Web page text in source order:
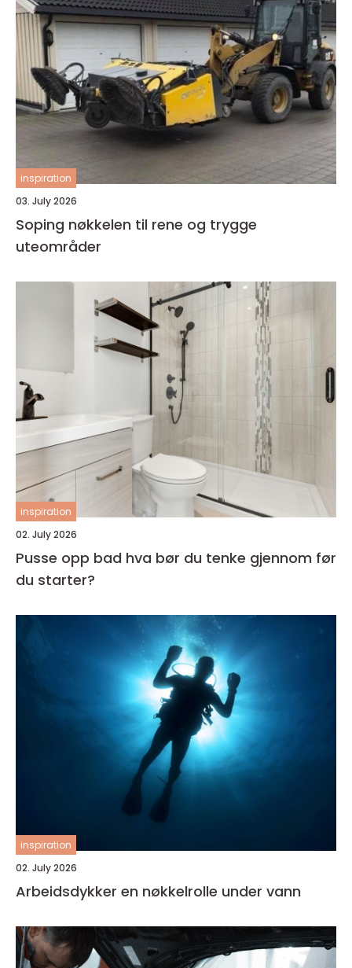
inspiration
03. July 2026
Soping nøkkelen til rene og trygge
uteområder
inspiration
02. July 2026
Pusse opp bad hva bør du tenke gjennom før
du starter?
inspiration
02. July 2026
Arbeidsdykker en nøkkelrolle under vann